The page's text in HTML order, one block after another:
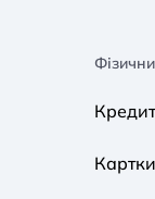
Картки